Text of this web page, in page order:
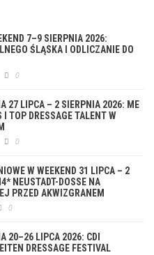
7–9 SIERPNIA 2026:
ŚLĄSKA I ODLICZANIE DO
0
27 LIPCA – 2 SIERPNIA 2026: ME
I TOP DRESSAGE TALENT W
0
W WEEKEND 31 LIPCA – 2
NEUSTADT-DOSSE NA
PRZED AKWIZGRANEM
0
20–26 LIPCA 2026: CDI
DRESSAGE FESTIVAL